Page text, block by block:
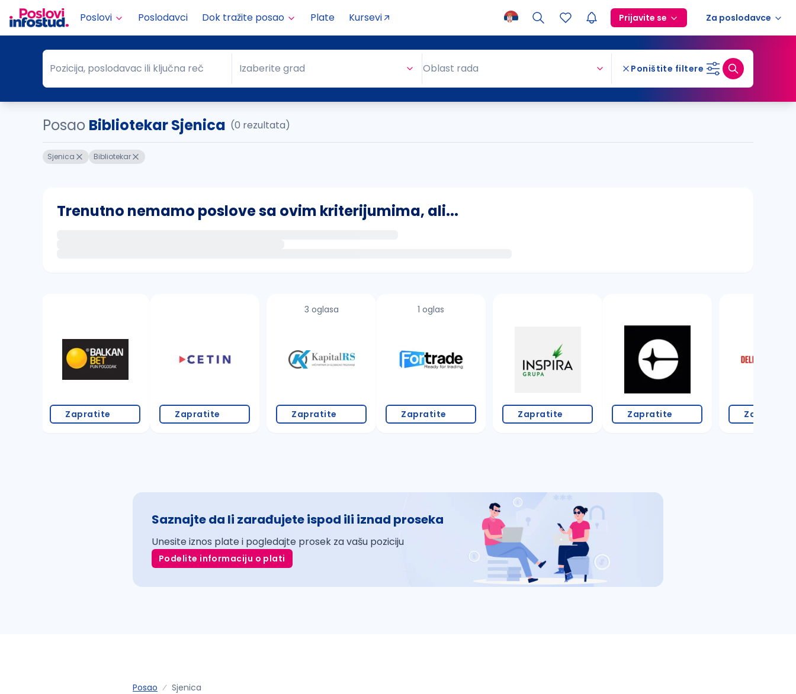
Poslovi Poslodavci Dok tražite posao Plate Kursevi Prijavite se Za poslodavce
Pozicija, poslodavac ili ključna reč
Pozicija, poslodavac ili ključna reč Grad
Izaberite grad Oblast rada Poništite filtere
Posao Bibliotekar Sjenica (0 rezultata)
Sjenica Bibliotekar
Trenutno nemamo poslove sa ovim kriterijumima, ali...
proverite pravopisne greške (koristite č, ć, š, đ, ž, dž)
povećajte radijus za odabrani grad
Zapratite Zapratite
3 oglasa
Zapratite
1 oglas
Zapratite Zapratite Zapratite Zapratite
Saznajte da li zarađujete ispod ili iznad proseka
Unesite iznos plate i pogledajte prosek za vašu poziciju
Podelite informaciju o plati
Posao Sjenica